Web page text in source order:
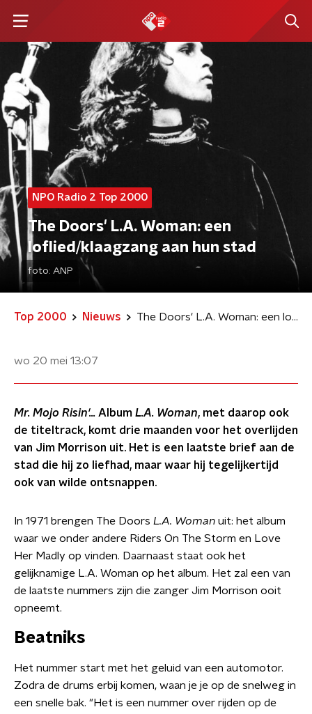
NPO Radio 2 Top 2000
The Doors' L.A. Woman: een
loflied/klaagzang aan hun stad
foto: ANP
Top 2000 Nieuws The Doors' L.A. Woman: een loflied/klaagzang aan hun stad
wo 20 mei 13:07
Mr. Mojo Risin'... Album L.A. Woman, met daarop ook
de titeltrack, komt drie maanden voor het overlijden
van Jim Morrison uit. Het is een laatste brief aan de
stad die hij zo liefhad, maar waar hij tegelijkertijd
ook van wilde ontsnappen.
In 1971 brengen The Doors L.A. Woman uit: het album
waar we onder andere Riders On The Storm en Love
Her Madly op vinden. Daarnaast staat ook het
gelijknamige L.A. Woman op het album. Het zal een van
de laatste nummers zijn die zanger Jim Morrison ooit
opneemt.
Beatniks
Het nummer start met het geluid van een automotor.
Zodra de drums erbij komen, waan je je op de snelweg in
een snelle bak. "Het is een nummer over rijden op de